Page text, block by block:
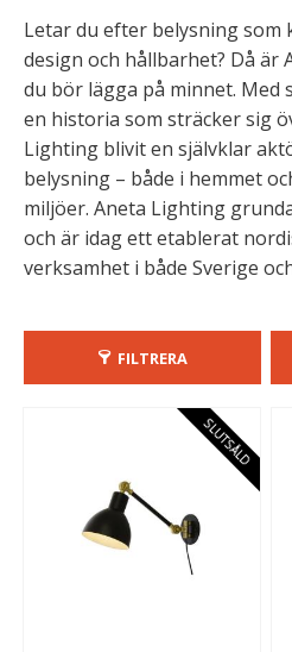
Letar du efter belysning
design och hållbarhet? Då är
du bör lägga på minnet. Med
en historia som sträcker sig
Lighting blivit en självklar
belysning – både i hemmet
miljöer. Aneta Lighting
och är idag ett etablerat
verksamhet i både Sverige
FILTRERA
SLUTSÅLD